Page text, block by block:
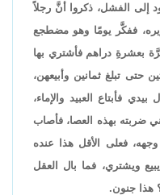
إلى الفشل، ذكروا أنَّ رجلاً
ففكَّر يومًا وهو مضطجع
بعشرةِ دراهم فأشتري بها
تبلغ ثمانين وأبيعهن،
فأبتاع العبيد والإماء،
ضربته بهذه العصا، فأصاب
فعلى الأقل هذا عنده
ويشتري، فما بال العقل
هذا جنون.